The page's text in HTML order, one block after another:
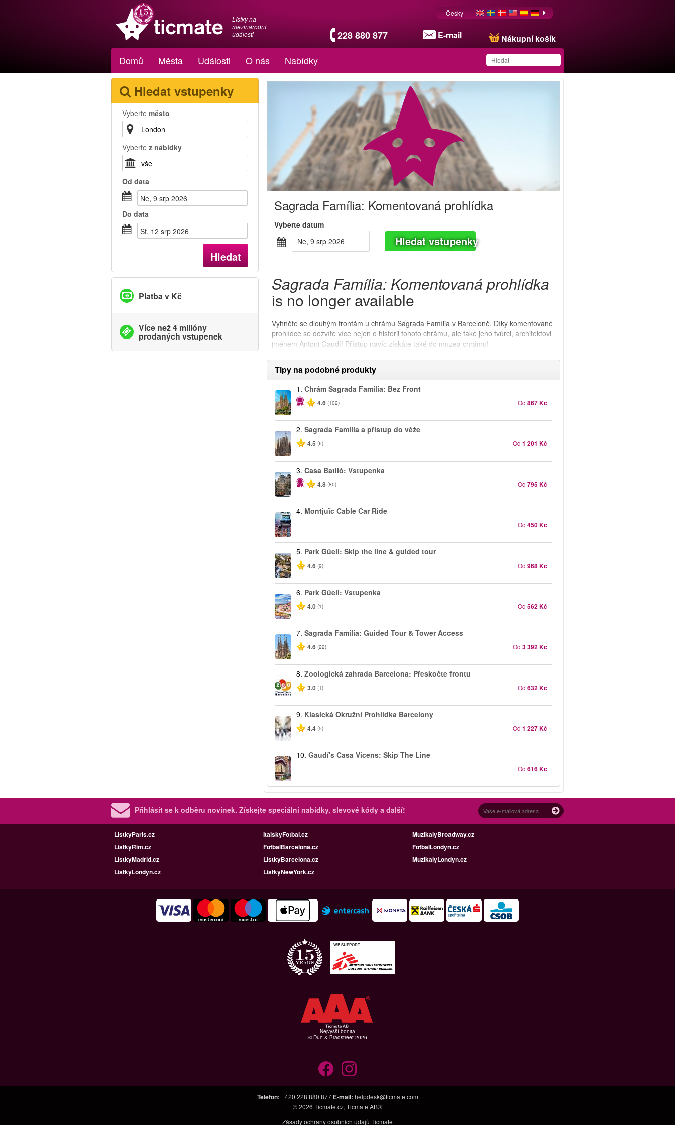
Lístky na
mezinárodní
události
228 880 877 E-mail Nákupní košík
Česky
Domů Města Události O nás Nabídky
Hledat vstupenky
Vyberte město
Vyberte z nabídky
Od data
Ne, 9 srp 2026
Do data
St, 12 srp 2026
Hledat
Platba v Kč
Více než 4 milióny
prodaných vstupenek
Sagrada Família: Komentovaná prohlídka
Vyberte datum
Ne, 9 srp 2026
Hledat vstupenky
Sagrada Família: Komentovaná prohlídka
is no longer available
Vyhněte se dlouhým frontám u chrámu Sagrada Família v Barceloně. Díky komentované
prohlídce se dozvíte více nejen o historii tohoto chrámu, ale také jeho tvůrci, architektovi
jménem Antoni Gaudí! Přístup navíc získáte také do muzea chrámu!
Tipy na podobné produkty
1.Chrám Sagrada Família: Bez Front
4.6 (102) Od 867 Kč
2.Sagrada Familia a přístup do věže
4.5 (6) Od 1 201 Kč
3.Casa Batlló: Vstupenka
4.8 (80) Od 795 Kč
4. Montjuïc Cable Car Ride
Od 450 Kč
5. Park Güell: Skip the line & guided tour
4.6 (9) Od 968 Kč
6. Park Güell: Vstupenka
4.0 (1) Od 562 Kč
7.Sagrada Família: Guided Tour & Tower Access
4.6 (22) Od 3 392 Kč
8.Zoologická zahrada Barcelona: Přeskočte frontu
3.0 (1) Od 632 Kč
9. Klasická Okružní Prohlídka Barcelony
4.4 (5) Od 1 227 Kč
10.Gaudí's Casa Vicens: Skip The Line
Od 616 Kč
Přihlásit se k odběru novinek. Získejte speciální nabídky, slevové kódy a další!
ListkyParis.cz ItalskyFotbal.cz
MuzikalyBroadway.cz
ListkyRim.cz
FotbalBarcelona.cz
FotbalLondyn.cz
ListkyMadrid.cz
ListkyBarcelona.cz
MuzikalyLondyn.cz
ListkyLondyn.cz
ListkyNewYork.cz
WE SUPPORT
Nejvyšší bonita
© Dun & Bradstreet 2026
Telefon: +420 228 880 877 E-mail: helpdesk@ticmate.com
© 2026 Ticmate.cz, Ticmate AB®
Zásady ochrany osobních údajů Ticmate